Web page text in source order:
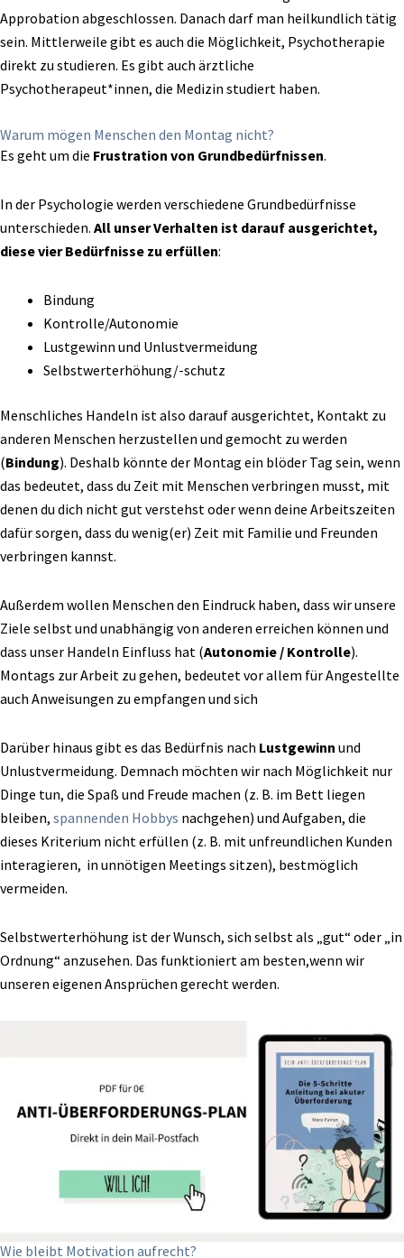
Approbation abgeschlossen. Danach darf man heilkundlich tätig
sein. Mittlerweile gibt es auch die Möglichkeit, Psychotherapie
direkt zu studieren. Es gibt auch ärztliche
Psychotherapeut*innen, die Medizin studiert haben.
Warum mögen Menschen den Montag nicht?
Es geht um die Frustration von Grundbedürfnissen.
In der Psychologie werden verschiedene Grundbedürfnisse
unterschieden. All unserVerhalten ist darauf ausgerichtet,
diese vier Bedürfnisse zu erfüllen:
Bindung
Kontrolle/Autonomie
Lustgewinn und Unlustvermeidung
Selbstwerterhöhung/-schutz
Menschliches Handeln ist also darauf ausgerichtet, Kontakt zu
anderen Menschen herzustellen und gemocht zu werden
(Bindung). Deshalb könnte der Montag ein blöder Tag sein, wenn
das bedeutet, dass du Zeit mit Menschen verbringen musst, mit
denen du dich nicht gut verstehst oder wenn deine Arbeitszeiten
dafür sorgen, dass du wenig(er) Zeit mit Familie und Freunden
verbringen kannst.
Außerdem wollen Menschen den Eindruck haben, dass wir unsere
Ziele selbst und unabhängig von anderen erreichen können und
dass unser Handeln Einfluss hat (Autonomie / Kontrolle).
Montags zur Arbeit zu gehen, bedeutet vor allem für Angestellte
auch Anweisungen zu empfangen und sich
Darüber hinaus gibt es das Bedürfnis nach Lustgewinn und
Unlustvermeidung. Demnach möchten wir nach Möglichkeit nur
Dinge tun, die Spaß und Freude machen (z. B. im Bett liegen
bleiben, spannenden Hobbys nachgehen) und Aufgaben, die
dieses Kriterium nicht erfüllen (z. B. mit unfreundlichen Kunden
interagieren, in unnötigen Meetings sitzen), bestmöglich
vermeiden.
Selbstwerterhöhung istder Wunsch, sich selbst als „gut“ oder „in
Ordnung“ anzusehen. Das funktioniert am besten,wenn wir
unseren eigenen Ansprüchen gerecht werden.
Wie bleibt Motivation aufrecht?